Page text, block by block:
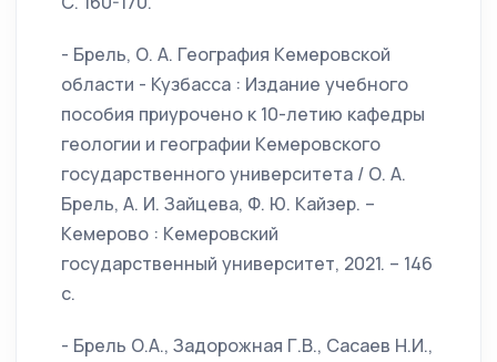
- Брель, О. А. География Кемеровской
области - Кузбасса : Издание учебного
пособия приурочено к 10-летию кафедры
геологии и географии Кемеровского
государственного университета / О. А.
Брель, А. И. Зайцева, Ф. Ю. Кайзер. –
Кемерово : Кемеровский
государственный университет, 2021. – 146
с.
- Брель О.А., Задорожная Г.В., Сасаев Н.И.,